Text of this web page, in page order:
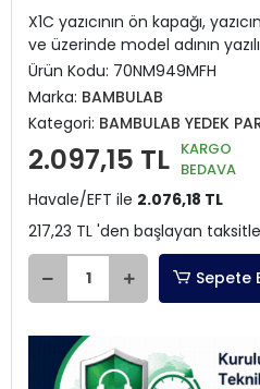
X1C yazıcının ön kapağı,
ve üzerinde model adının
Ürün Kodu: 70NM949MFH
Marka: BAMBULAB
Kategori: BAMBULAB YEDEK
2.097,15 TL KARGO
BEDAVA
Havale/EFT ile 2.076,18 TL
217,23 TL 'den başlayan
Sepete